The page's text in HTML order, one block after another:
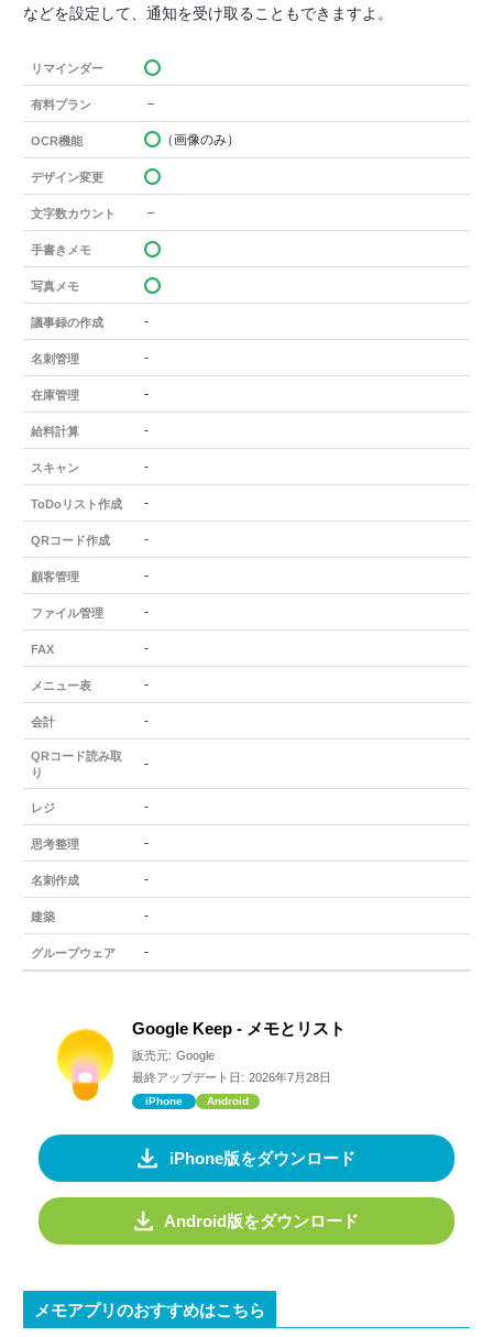
などを設定して、通知を受け取ることもできますよ。
リマインダー
有料プラン －
OCR機能 （画像のみ）
デザイン変更
文字数カウント －
手書きメモ
写真メモ
議事録の作成 -
名刺管理 -
在庫管理 -
給料計算 -
スキャン -
ToDoリスト作成 -
QRコード作成 -
顧客管理 -
ファイル管理 -
FAX -
メニュー表 -
会計 -
QRコード読み取
り
-
レジ -
思考整理 -
名刺作成 -
建築 -
グループウェア -
Google Keep - メモとリスト
販売元: Google
最終アップデート日: 2026年7月28日
iPhone Android
iPhone版をダウンロード
Android版をダウンロード
メモアプリのおすすめはこちら